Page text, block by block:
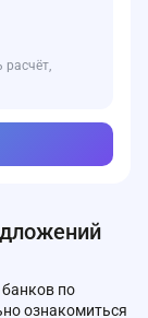
по
ознакомиться